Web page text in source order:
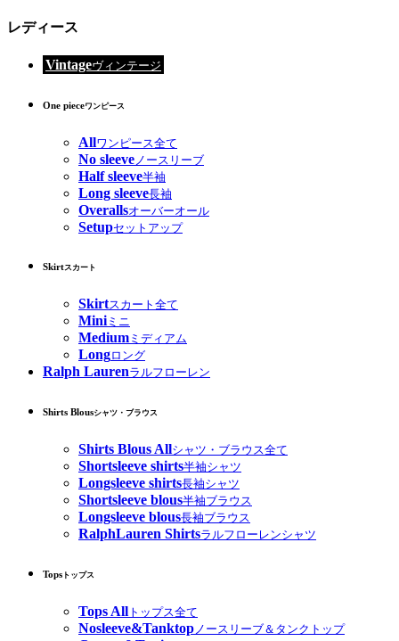
レディース
Vintageヴィンテージ
One pieceワンピース
Allワンピース全て
No sleeve ノースリーブ
Half sleeve半袖
Long sleeve長袖
Overallsオーバーオール
Setupセットアップ
Skirtスカート
Skirtスカート全て
Miniミニ
Medium ミディアム
Longロング
Ralph Laurenラルフローレン
Shirts Blousシャツ・ブラウス
Shirts Blous Allシャツ・ブラウス全て
Shortsleeve shirts半袖シャツ
Longsleeve shirts長袖シャツ
Shortsleeve blous半袖ブラウス
Longsleeve blous長袖ブラウス
RalphLauren Shirtsラルフローレンシャツ
Tops トップス
Tops All トップス全て
Nosleeve&Tanktopノースリーブ＆タンクトップ